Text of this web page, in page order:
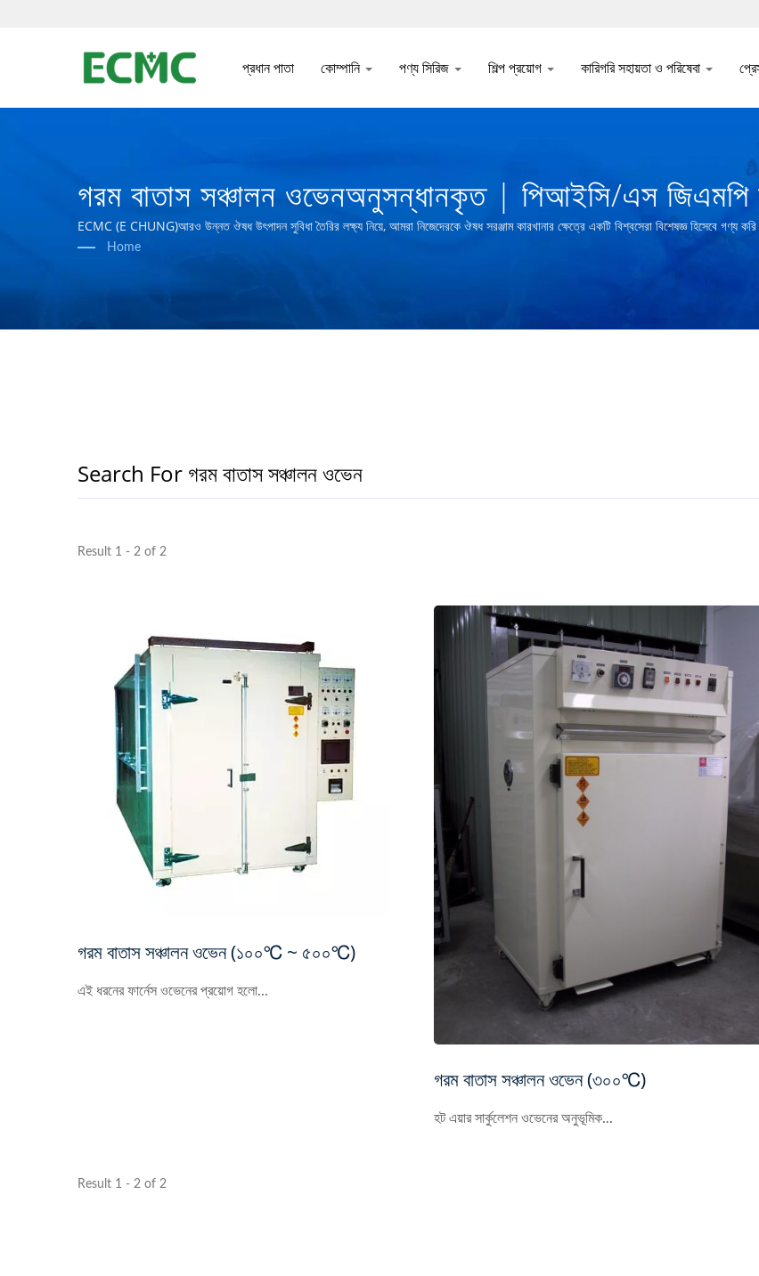
প্রধান পাতা কোম্পানি পণ্য সিরিজ শিল্প প্রয়োগ কারিগরি সহায়তা ও পরিষেবা
গরম বাতাস সঞ্চালন ওভেনঅনুসন্ধানকৃত | পিআইসি/এস জিএমপি
ইকুইপমেন্ট প্রস্তুতকারক | ই চুং মেশিনারি কোং
ECMC (E CHUNG)আরও উন্নত ঔষধ উৎপাদন সুবিধা তৈরির লক্ষ্য নিয়ে, আমরা নিজেদেরকে ঔষধ সরঞ্জাম কারখানার ক্ষেত্রে একটি বিশ্বসেরা বিশেষজ্ঞ হিসেবে গণ্য
Home
Search For গরম বাতাস সঞ্চালন ওভেন
Result 1 - 2 of 2
গরম বাতাস সঞ্চালন ওভেন (১০০℃ ~ ৫০০℃)
এই ধরনের ফার্নেস ওভেনের প্রয়োগ হলো...
গরম বাতাস সঞ্চালন ওভেন (৩০০℃)
হট এয়ার সার্কুলেশন ওভেনের অনুভূমিক...
Result 1 - 2 of 2